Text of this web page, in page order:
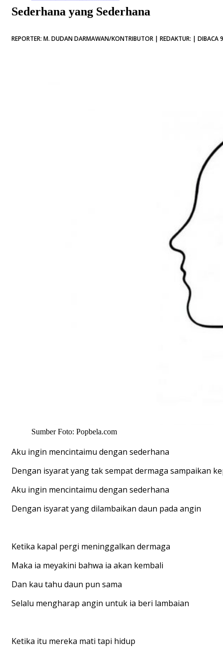
Sederhana yang Sederhana
REPORTER: M. DUDAN DARMAWAN/KONTRIBUTOR | REDAKTUR: | DIBACA
Sumber Foto: Popbela.com
Aku ingin mencintaimu dengan sederhana
Dengan isyarat yang tak sempat dermaga sampaikan
Aku ingin mencintaimu dengan sederhana
Dengan isyarat yang dilambaikan daun pada angin
Ketika kapal pergi meninggalkan dermaga
Maka ia meyakini bahwa ia akan kembali
Dan kau tahu daun pun sama
Selalu mengharap angin untuk ia beri lambaian
Ketika itu mereka mati tapi hidup